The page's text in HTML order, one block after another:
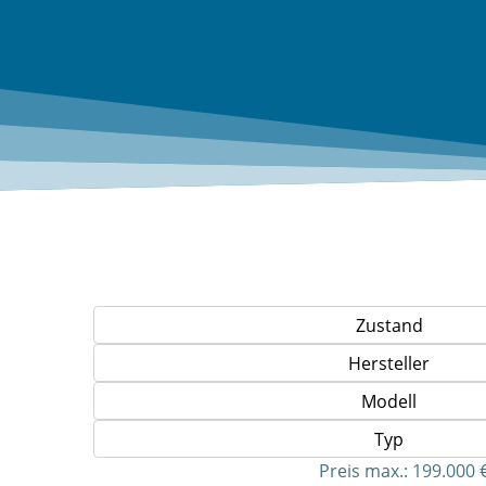
Zustand
Hersteller
Modell
Typ
Preis max.: 199.000